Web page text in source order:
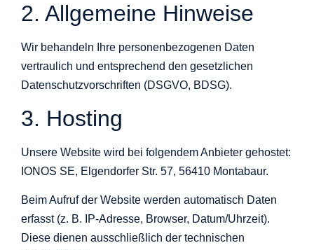
2. Allgemeine Hinweise
Wir behandeln Ihre personenbezogenen Daten
vertraulich und entsprechend den gesetzlichen
Datenschutzvorschriften (DSGVO, BDSG).
3. Hosting
Unsere Website wird bei folgendem Anbieter gehostet:
IONOS SE, Elgendorfer Str. 57, 56410 Montabaur.
Beim Aufruf der Website werden automatisch Daten
erfasst (z. B. IP-Adresse, Browser, Datum/Uhrzeit).
Diese dienen ausschließlich der technischen